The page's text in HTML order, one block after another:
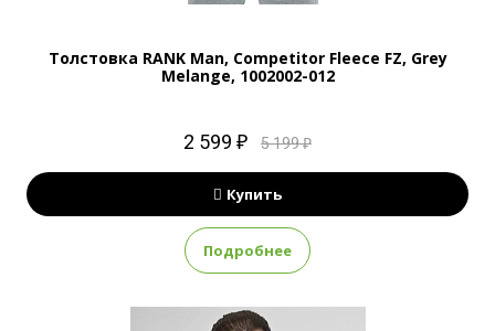
Толстовка RANK Man, Competitor Fleece FZ, Grey
Melange, 1002002-012
2 599 ₽ 5 199 ₽
Купить
Подробнее